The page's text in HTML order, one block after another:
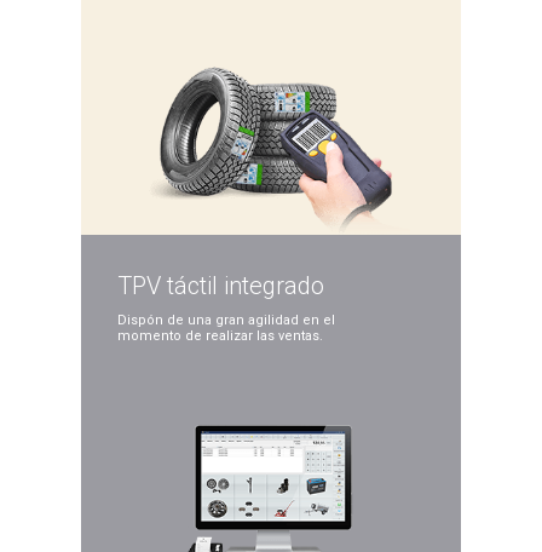
TPV táctil integrado
Dispón de una gran agilidad en el
momento de realizar las ventas.